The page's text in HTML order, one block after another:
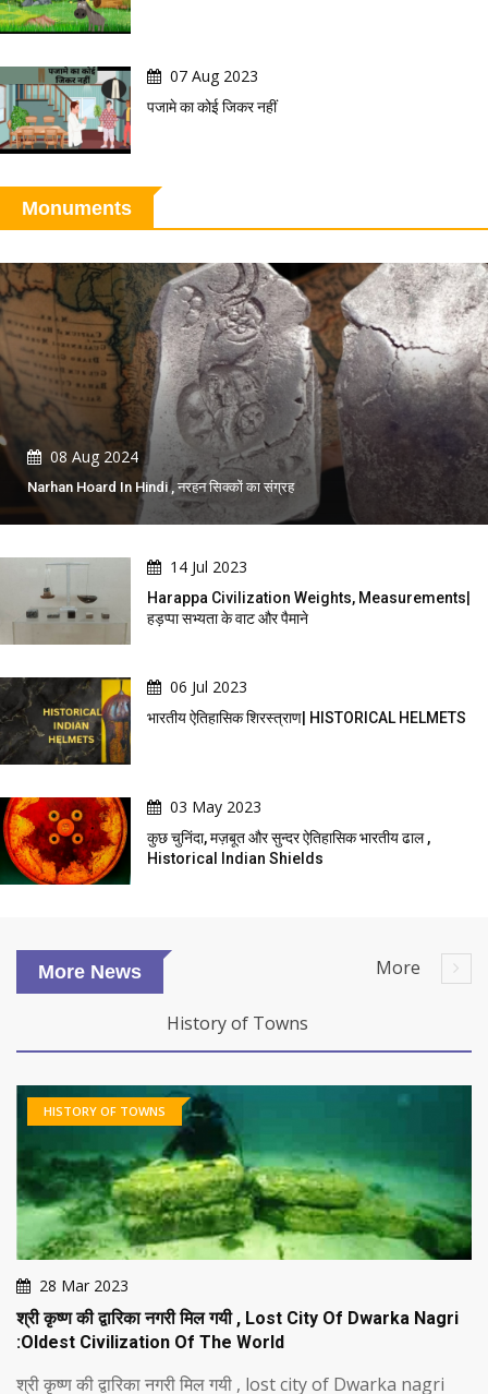
07 Aug 2023
पजामे का कोई जिकर नहीं
Monuments
08 Aug 2024
Narhan Hoard In Hindi , नरहन सिक्कों का संग्रह
14 Jul 2023
Harappa Civilization Weights, Measurements|
हड़प्पा सभ्यता के वाट और पैमाने
06 Jul 2023
भारतीय ऐतिहासिक शिरस्त्राण| HISTORICAL HELMETS
03 May 2023
कुछ चुनिंदा, मज़बूत और सुन्दर ऐतिहासिक भारतीय ढाल ,
Historical Indian Shields
More News
History of Towns
More
HISTORY OF TOWNS
28 Mar 2023
श्री कृष्ण की द्वारिका नगरी मिल गयी , Lost City Of Dwarka Nagri
:Oldest Civilization Of The World
श्री कृष्ण की द्वारिका नगरी मिल गयी , lost city of Dwarka nagri